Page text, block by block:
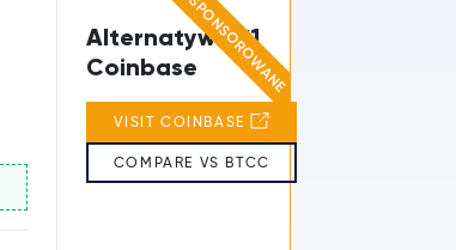
SPONSOROWANE
Alternatywa #1
Coinbase
VISIT COINBASE
COMPARE VS BTCC